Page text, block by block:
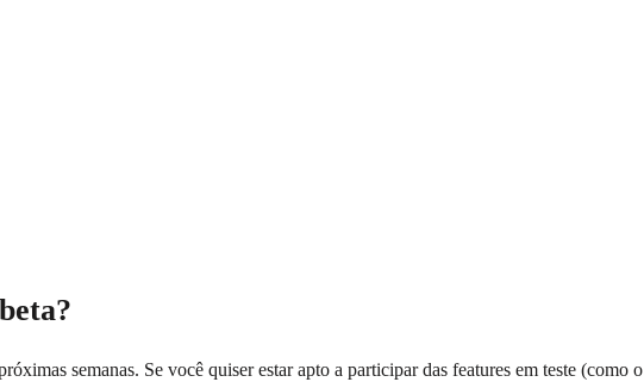
semanas. Se você quiser estar apto a participar das features em teste (como o